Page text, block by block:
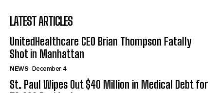
LATEST ARTICLES
UnitedHealthcare CEO Brian Thompson Fatally
Shot in Manhattan
NEWS December 4
St. Paul Wipes Out $40 Million in Medical Debt for